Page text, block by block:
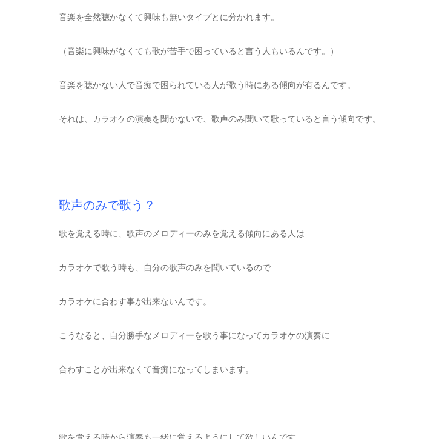
音楽を全然聴かなくて興味も無いタイプとに分かれます。
（音楽に興味がなくても歌が苦手で困っていると言う人もいるんです。）
音楽を聴かない人で音痴で困られている人が歌う時にある傾向が有るんです。
それは、カラオケの演奏を聞かないで、歌声のみ聞いて歌っていると言う傾向です。
歌声のみで歌う？
歌を覚える時に、歌声のメロディーのみを覚える傾向にある人は
カラオケで歌う時も、自分の歌声のみを聞いているので
カラオケに合わす事が出来ないんです。
こうなると、自分勝手なメロディーを歌う事になってカラオケの演奏に
合わすことが出来なくて音痴になってしまいます。
歌を覚える時から演奏も一緒に覚えるようにして欲しいんです。